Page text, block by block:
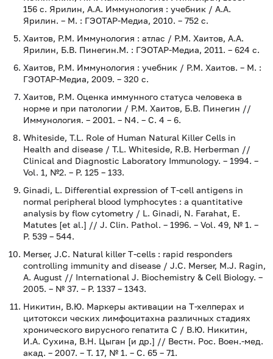
156 с. Ярилин, А.А. Иммунология : учебник / А.А.
Ярилин. – М. : ГЭОТАР-Медиа, 2010. – 752 с.
Хаитов, Р.М. Иммунология : атлас / Р.М. Хаитов, А.А.
Ярилин, Б.В. Пинегин.М. : ГЭОТАР-Медиа, 2011. – 624 с.
Хаитов, Р.М. Иммунология : учебник / Р.М. Хаитов. – М. :
ГЭОТАР-Медиа, 2009. – 320 с.
Хаитов, Р.М. Оценка иммунного статуса человека в
норме и при патологии / Р.М. Хаитов, Б.В. Пинегин //
Иммунология. – 2001. – N4. – С. 4 – 6.
Whiteside, T.L. Role of Human Natural Killer Cells in
Health and disease / T.L. Whiteside, R.B. Herberman //
Clinical and Diagnostic Laboratory Immunology. – 1994. –
Vol. 1, №2. – P. 125 – 133.
Ginadi, L. Differential expression of T-cell antigens in
normal peripheral blood lymphocytes : a quantitative
analysis by flow cytometry / L. Ginadi, N. Farahat, E.
Matutes [et al.] // J. Clin. Pathol. – 1996. – Vol. 49, № 1. –
P. 539 – 544.
Merser, J.C. Natural killer T-cells : rapid responders
controlling immunity and disease / J.C. Merser, M.J. Ragin,
A. August // International J. Biochemistry & Cell Biology. –
2005. – № 37. – P. 1337 – 1343.
Никитин, В.Ю. Маркеры активации на Т-хелперах и
цитотокси ческих лимфоцитахна различных стадиях
хронического вирусного гепатита С / В.Ю. Никитин,
И.А. Сухина, В.Н. Цыган [и др.] // Вестн. Рос. Воен.-мед.
акад. – 2007. – Т. 17, № 1. – С. 65 – 71.